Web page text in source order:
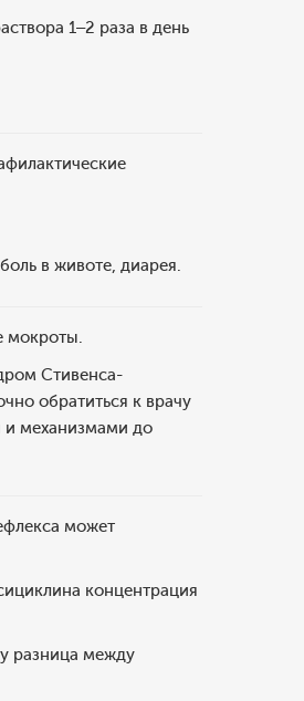
1–2 раза в день
в животе, диарея.
мокроты.
Стивенса-
обратиться к врачу
и механизмами до
может
концентрация
разница между